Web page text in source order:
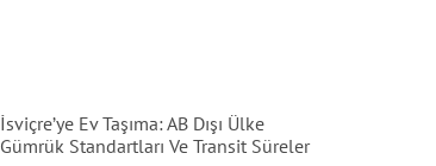
İsviçre’ye Ev Taşıma: AB Dışı Ülke
Gümrük Standartları Ve Transit Süreler